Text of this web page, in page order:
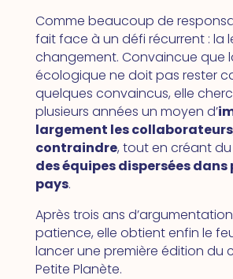
Comme beaucoup de
fait face à un défi récurrent : la
changement. Convaincue que
écologique ne doit pas rester
quelques convaincus, elle
plusieurs années un moyen d’
largement les collaborateurs
contraindre, tout en créant du
des équipes dispersées dans
pays.
Après trois ans
patience, elle obtient enfin le
lancer une première édition du
Petite Planète.